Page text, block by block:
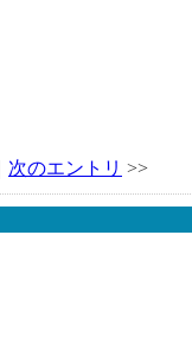
次のエントリ >>